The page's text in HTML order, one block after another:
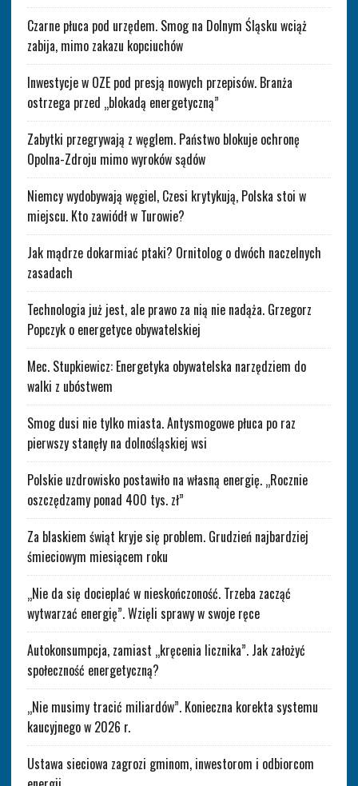
Czarne płuca pod urzędem. Smog na Dolnym Śląsku wciąż
zabija, mimo zakazu kopciuchów
Inwestycje w OZE pod presją nowych przepisów. Branża
ostrzega przed „blokadą energetyczną”
Zabytki przegrywają z węglem. Państwo blokuje ochronę
Opolna-Zdroju mimo wyroków sądów
Niemcy wydobywają węgiel, Czesi krytykują, Polska stoi w
miejscu. Kto zawiódł w Turowie?
Jak mądrze dokarmiać ptaki? Ornitolog o dwóch naczelnych
zasadach
Technologia już jest, ale prawo za nią nie nadąża. Grzegorz
Popczyk o energetyce obywatelskiej
Mec. Stupkiewicz: Energetyka obywatelska narzędziem do
walki z ubóstwem
Smog dusi nie tylko miasta. Antysmogowe płuca po raz
pierwszy stanęły na dolnośląskiej wsi
Polskie uzdrowisko postawiło na własną energię. „Rocznie
oszczędzamy ponad 400 tys. zł”
Za blaskiem świąt kryje się problem. Grudzień najbardziej
śmieciowym miesiącem roku
„Nie da się docieplać w nieskończoność. Trzeba zacząć
wytwarzać energię”. Wzięli sprawy w swoje ręce
Autokonsumpcja, zamiast „kręcenia licznika”. Jak założyć
społeczność energetyczną?
„Nie musimy tracić miliardów”. Konieczna korekta systemu
kaucyjnego w 2026 r.
Ustawa sieciowa zagrozi gminom, inwestorom i odbiorcom